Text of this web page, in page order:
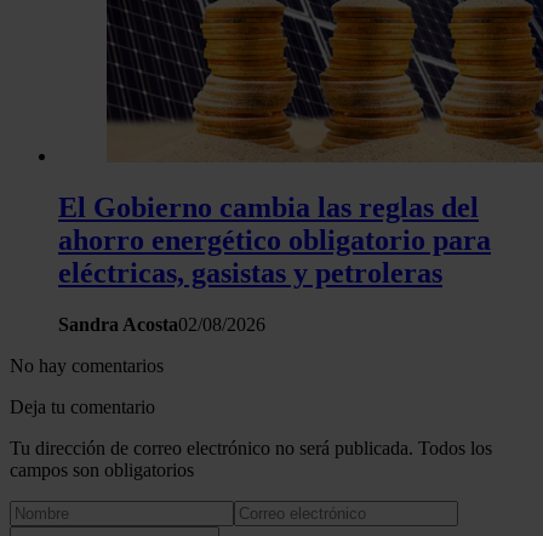
El Gobierno cambia las reglas del
ahorro energético obligatorio para
eléctricas, gasistas y petroleras
Sandra Acosta02/08/2026
No hay comentarios
Deja tu comentario
Tu dirección de correo electrónico no será publicada. Todos los
campos son obligatorios